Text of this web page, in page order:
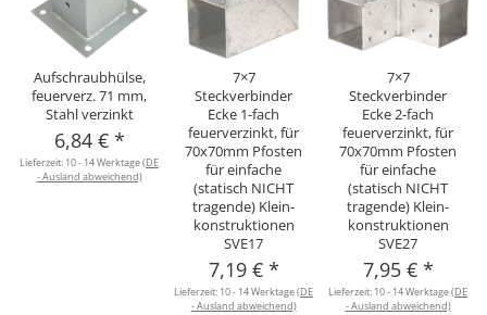
Aufschraubhülse,
feuerverz. 71 mm,
Stahl verzinkt
6,84 € *
Lieferzeit: 10 - 14 Werktage(DE
- Ausland abweichend)
7×7
Steckverbinder
Ecke 1-fach
feuerverzinkt, für
70x70mm Pfosten
für einfache
(statisch NICHT
tragende) Klein-
konstruktionen
SVE17
7,19 € *
Lieferzeit: 10 - 14 Werktage(DE
- Ausland abweichend)
7×7
Steckverbinder
Ecke 2-fach
feuerverzinkt, für
70x70mm Pfosten
für einfache
(statisch NICHT
tragende) Klein-
konstruktionen
SVE27
7,95 € *
Lieferzeit: 10 - 14 Werktage(DE
- Ausland abweichend)